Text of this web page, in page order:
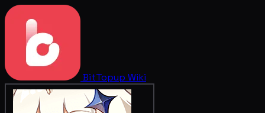
BitTopup Wiki